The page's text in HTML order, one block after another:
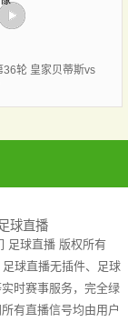
轮 皇家贝蒂斯vs
足球直播
足球直播版权所有
球直播无插件、足球
时赛事服务，完全绿
有直播信号均由用户